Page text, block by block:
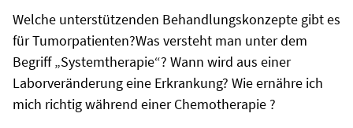
Welche unterstützenden Behandlungskonzepte gibt es
für Tumorpatienten?Was versteht man unter dem
Begriff „Systemtherapie“? Wann wird aus einer
Laborveränderung eine Erkrankung? Wie ernähre ich
mich richtig während einer Chemotherapie ?